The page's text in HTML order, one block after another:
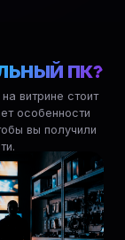
ПК?
витрине стоит
особенности
вы получили